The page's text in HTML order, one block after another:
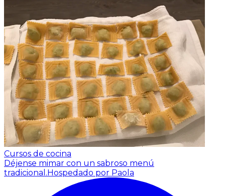
Cursos de cocina
Déjense mimar con un sabroso menú
tradicional.Hospedado por Paola